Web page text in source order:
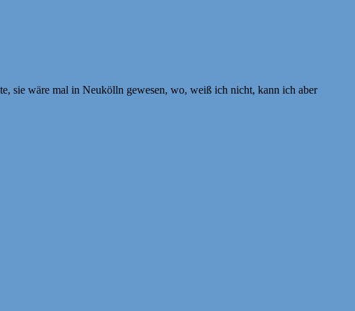
sie wäre mal in Neukölln gewesen, wo, weiß ich nicht, kann ich aber